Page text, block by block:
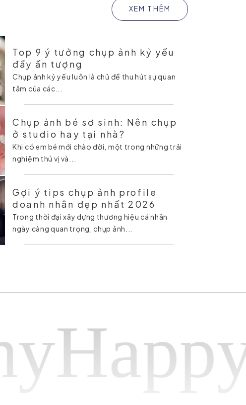
XEM THÊM
Top 9 ý tưởng chụp ảnh kỷ yếu
đầy ấn tượng
Chụp ảnh kỷ yếu luôn là chủ đề thu hút sự quan
tâm của các...
Chụp ảnh bé sơ sinh: Nên chụp
ở studio hay tại nhà?
Khi có em bé mới chào đời, một trong những trải
nghiệm thú vị và...
Gợi ý tips chụp ảnh profile
doanh nhân đẹp nhất 2026
Trong thời đại xây dựng thương hiệu cá nhân
ngày càng quan trọng, chụp ảnh...